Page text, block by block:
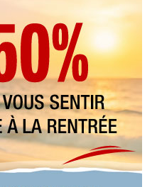
en cuisine ? Vous voulez
cuisiner moins cher ou pour
! Un resto coup de coeur,
Chercher un sujet particulier :
equipe-